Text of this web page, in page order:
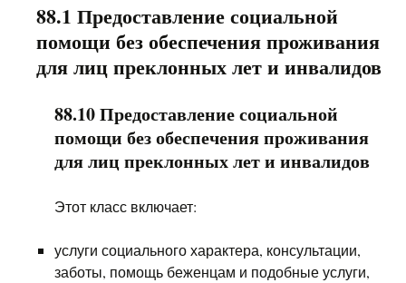
88.1 Предоставление социальной
помощи без обеспечения проживания
для лиц преклонных лет и инвалидов
88.10 Предоставление социальной
помощи без обеспечения проживания
для лиц преклонных лет и инвалидов
Этот класс включает:
услуги социального характера, консультации,
заботы, помощь беженцам и подобные услуги,